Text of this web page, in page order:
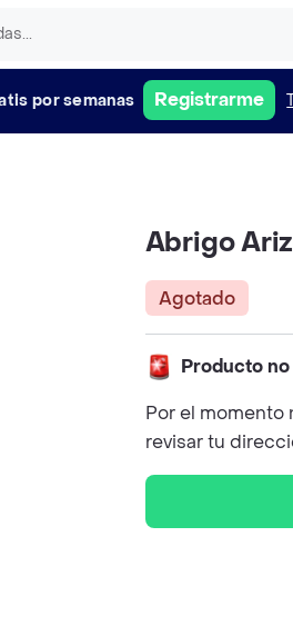
por semanas Registrarme
Abrigo
Agotado
Producto
Por el momento
revisar tu